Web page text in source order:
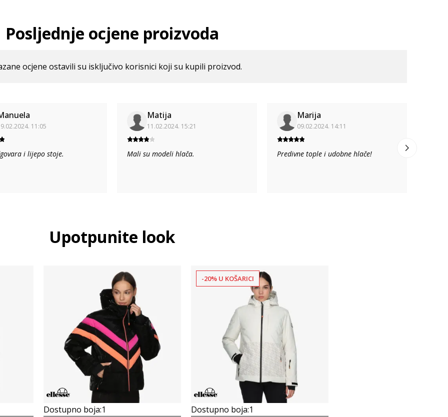
Posljednje ocjene proizvoda
ocjene ostavili su isključivo korisnici koji su kupili proizvod.
11:05
i lijepo stoje.
Matija
11.02.2024. 15:21
Mali su modeli hlača.
Marija
09.02.2024. 14:11
Predivne tople i udobne hlače!
Upotpunite look
Dostupno boja:1
-20% U KOŠARICI
Dostupno boja:1